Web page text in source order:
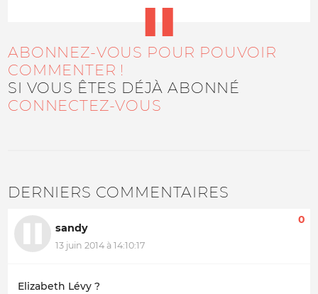
ABONNEZ-VOUS POUR POUVOIR
COMMENTER !
SI VOUS ÊTES DÉJÀ ABONNÉ
CONNECTEZ-VOUS
DERNIERS COMMENTAIRES
sandy
13 juin 2014 à 14:10:17
0
Elizabeth Lévy ?